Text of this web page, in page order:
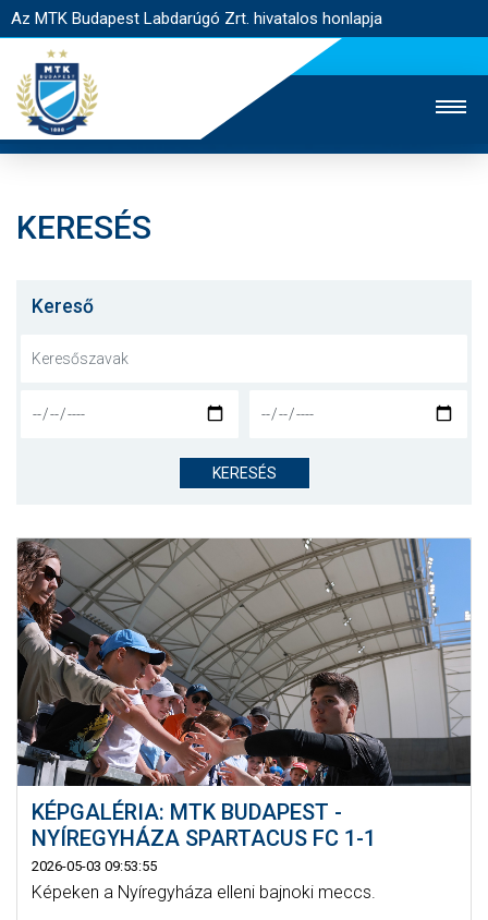
Az MTK Budapest Labdarúgó Zrt. hivatalos honlapja
JEGYÉRTÉKESÍTÉS
NYITÓLAP
CSAPATOK
KLUB
GALÉRIA
SZURKOLÓI ÉLMÉNYEK
AKKREDITÁCIÓ
KERESÉS
Kereső
KERESÉS
KÉPGALÉRIA: MTK BUDAPEST -
NYÍREGYHÁZA SPARTACUS FC 1-1
2026-05-03 09:53:55
Képeken a Nyíregyháza elleni bajnoki meccs.